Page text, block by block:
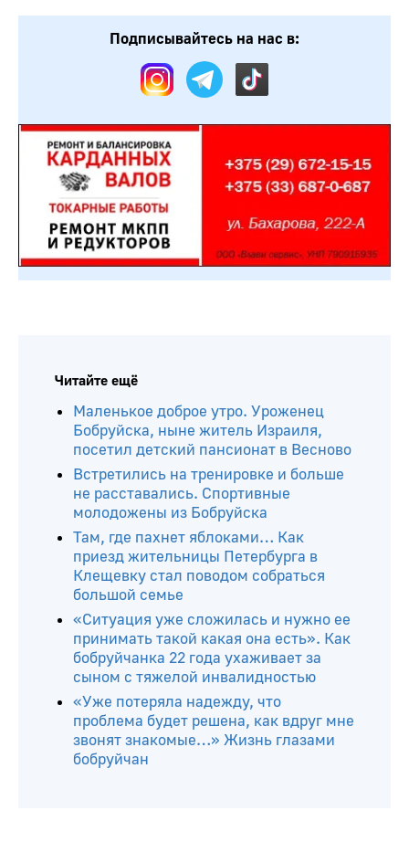
Подписывайтесь на нас в:
Читайте ещё
Маленькое доброе утро. Уроженец
Бобруйска, ныне житель Израиля,
посетил детский пансионат в Весново
Встретились на тренировке и больше
не расставались. Спортивные
молодожены из Бобруйска
Там, где пахнет яблоками… Как
приезд жительницы Петербурга в
Клещевку стал поводом собраться
большой семье
«Ситуация уже сложилась и нужно ее
принимать такой какая она есть». Как
бобруйчанка 22 года ухаживает за
сыном с тяжелой инвалидностью
«Уже потеряла надежду, что
проблема будет решена, как вдруг мне
звонят знакомые…» Жизнь глазами
бобруйчан